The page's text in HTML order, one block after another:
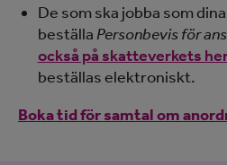
De som ska jobba som
beställaPersonbevis för
också på skatteverkets
beställas elektroniskt.
Boka tid för samtal om